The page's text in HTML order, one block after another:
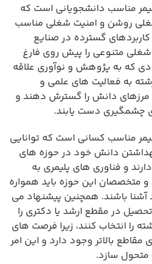
مناسب دانشجویانی است که
شغلی روشن و امنیت شغلی مناسب
گسترده در صنایع
متنوعی را پیش روی فارغ
که به پژوهش و نوآوری علاقه
به فعالیت های علمی و
دانش را گسترش دهند و
چشمگیری دست یابند.
مناسب کسانی است که توانایی
دانش خود در حوزه های
و فناوری های پلیمری به
این حوزه باید همواره
باشند. همچنین پیشنهاد می
در مقطع ارشد یا دکتری را
را انتخاب کنند، زیرا فرصت های
بالاتر وجود دارد و این امر
متحول سازد.